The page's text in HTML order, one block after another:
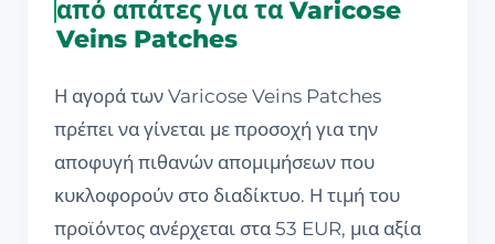
από απάτες για τα Varicose
Veins Patches
Η αγορά των Varicose Veins Patches
πρέπει να γίνεται με προσοχή για την
αποφυγή πιθανών απομιμήσεων που
κυκλοφορούν στο διαδίκτυο. Η τιμή του
προϊόντος ανέρχεται στα 53 EUR, μια αξία